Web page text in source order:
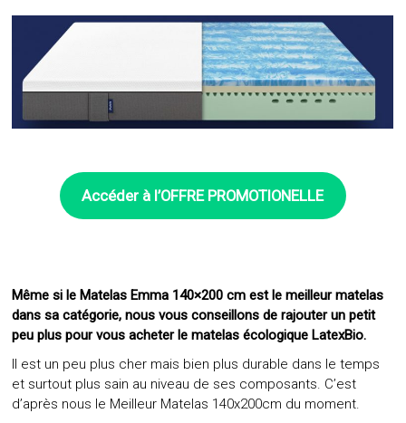
Accéder à l’OFFRE PROMOTIONELLE
Même si le Matelas Emma 140×200 cm est le meilleur matelas
dans sa catégorie, nous vous conseillons de rajouter un petit
peu plus pour vous acheter le matelas écologique LatexBio.
Il est un peu plus cher mais bien plus durable dans le temps
et surtout plus sain au niveau de ses composants. C’est
d’après nous le Meilleur Matelas 140x200cm du moment.